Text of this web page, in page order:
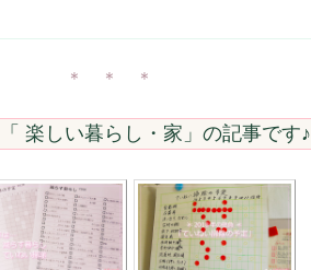
＊ ＊ ＊
楽しい暮らし・家 」の記事です♪